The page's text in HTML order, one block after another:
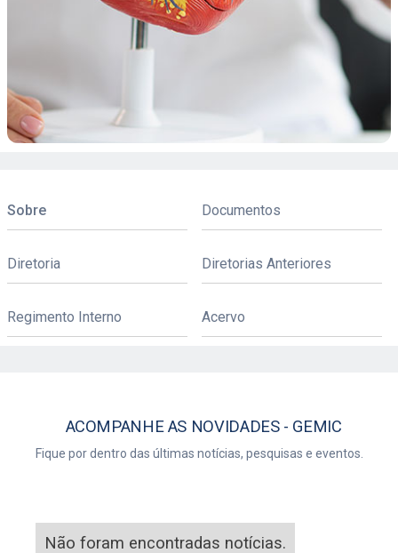
Sobre Documentos
Diretoria Diretorias Anteriores
Regimento Interno Acervo
GEMIC
Fique por dentro das últimas notícias, pesquisas e eventos.
Não foram encontradas notícias.